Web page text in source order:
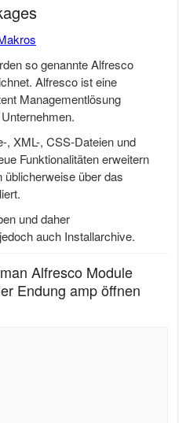
so genannte Alfresco
Alfresco ist eine
Managementlösung
, XML-, CSS-Dateien und
Funktionalitäten erweitern
über das
und daher
auch Installarchive.
Alfresco Module
Endung amp öffnen